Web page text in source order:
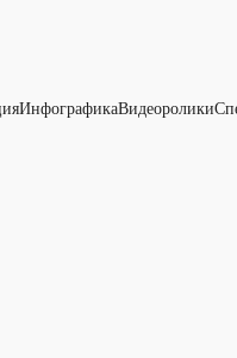
ИнфографикаВидеоролики